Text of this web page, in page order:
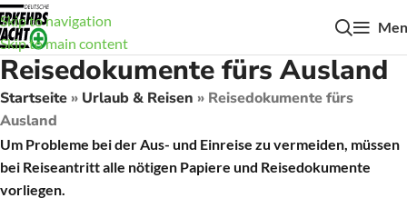
Skip to navigation
Skip to main content
Reisedokumente fürs Ausland
Startseite» Urlaub & Reisen » Reisedokumente fürs
Ausland
Um Probleme bei der Aus- und Einreise zu vermeiden, müssen
bei Reiseantritt alle nötigen Papiere und Reisedokumente
vorliegen.